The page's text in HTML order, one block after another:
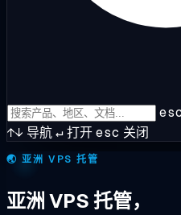
esc
↑↓ 导航↵打开esc 关闭
🌏 亚洲 VPS 托管
亚洲 VPS 托管，